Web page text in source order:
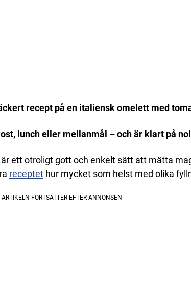
recept på en italiensk omelett med
lunch eller mellanmål – och är klart på
ett otroligt gott och enkelt sätt att mätta
receptet hur mycket som helst med olika